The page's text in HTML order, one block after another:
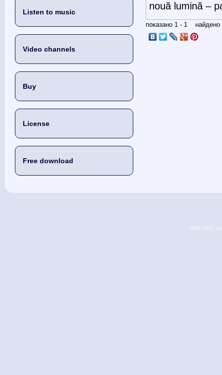
Listen to music
Video channels
Buy
License
Free download
nouă lumină –
показано 1 - 1 найдено
1997-2017